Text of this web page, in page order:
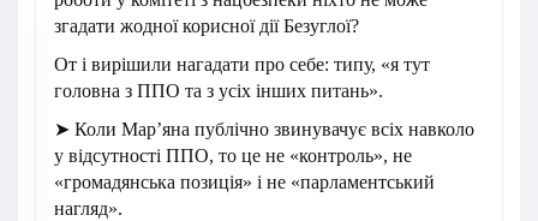
згадати жодної корисної дії Безуглої?
От і вирішили нагадати про себе: типу, «я тут
головна з ППО та з усіх інших питань».
➤ Коли Марʼяна публічно звинувачує всіх навколо
у відсутності ППО, то це не «контроль», не
«громадянська позиція» і не «парламентський
нагляд».